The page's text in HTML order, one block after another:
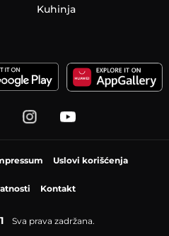
Kuhinja
Uslovi korišćenja
Kontakt
Sva prava zadržana.